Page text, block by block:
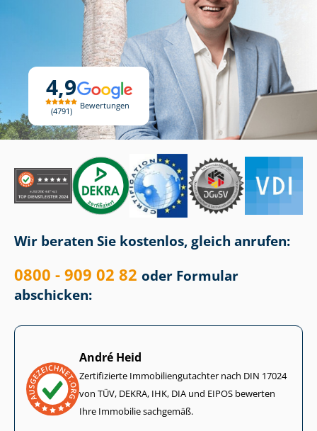
4,9
4791
Bewertungen
Wir beraten Sie kostenlos, gleich anrufen:
0800 - 909 02 82 oder Formular
abschicken:
André Heid
Zertifizierte Im­mo­bi­li­en­gut­ach­ter nach DIN 17024
von TÜV, DEKRA, IHK, DIA und EIPOS bewerten
Ihre Immobilie sachgemäß.